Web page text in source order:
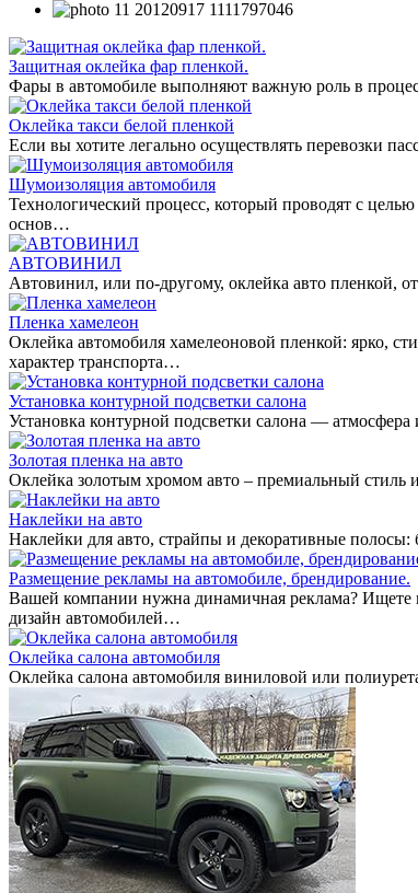
Защитная оклейка фар пленкой.
Фары в автомобиле выполняют важную роль в
Оклейка такси белой пленкой
Если вы хотите легально осуществлять перевозки
Шумоизоляция автомобиля
Технологический процесс, который проводят с
основ…
АВТОВИНИЛ
Автовинил, или по-другому, оклейка авто пленкой,
Пленка хамелеон
Оклейка автомобиля хамелеоновой пленкой: ярко,
характер транспорта…
Установка контурной подсветки салона
Установка контурной подсветки салона — атмосфера
Золотая пленка на авто
Оклейка золотым хромом авто – премиальный стиль
Наклейки на авто
Наклейки для авто, страйпы и декоративные
Размещение рекламы на автомобиле, брендирование.
Вашей компании нужна динамичная реклама? Ищете
дизайн автомобилей…
Оклейка салона автомобиля
Оклейка салона автомобиля виниловой или